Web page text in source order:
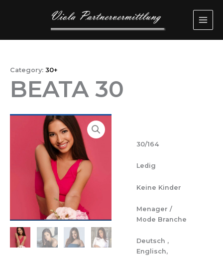
Category: 30+
BEATA 30
30/164
Ledig
Keine Kinder
Menager /
Mode Branche
Deutsch ,
Englisch,